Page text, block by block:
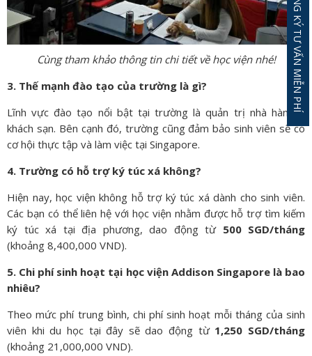
Cùng tham khảo thông tin chi tiết về học viện nhé!
3. Thế mạnh đào tạo của trường là gì?
Lĩnh vực đào tạo nổi bật tại trường là quản trị nhà hàng –
khách sạn. Bên cạnh đó, trường cũng đảm bảo sinh viên sẽ có
cơ hội thực tập và làm việc tại Singapore.
4. Trường có hỗ trợ ký túc xá không?
Hiện nay, học viện không hỗ trợ ký túc xá dành cho sinh viên.
Các bạn có thể liên hệ với học viện nhằm được hỗ trợ tìm kiếm
ký túc xá tại địa phương, dao động từ 500 SGD/tháng
(khoảng 8,400,000 VND).
5. Chi phí sinh hoạt tại học viện Addison Singapore là bao
nhiêu?
Theo mức phí trung bình, chi phí sinh hoạt mỗi tháng của sinh
viên khi du học tại đây sẽ dao động từ 1,250 SGD/tháng
(khoảng 21,000,000 VND).
ĐĂNG KÝ TƯ VẤN MIỄN PHÍ